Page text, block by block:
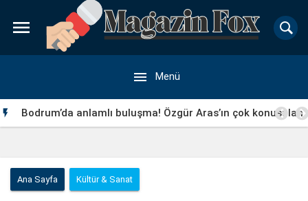

 Menü
 Bodrum’da anlamlı buluşma! Özgür Aras’ın çok konuşulan
kutladı
Ana Sayfa Kültür & Sanat